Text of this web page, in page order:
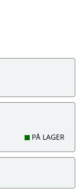
PÅ LAGER